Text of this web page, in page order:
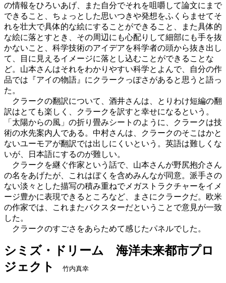
の情報をひろいあげ、また自分でそれを咀嚼して論文にまで
できること、ちょっとした思いつきや発想をふくらませてそ
れを壮大で具体的な絵にすることができること、また具体的
な絵に落とすとき、その周辺にも心配りして細部にも手を抜
かないこと、科学技術のアイデアを科学者の頭から抜き出し
て、目に見えるイメージに落とし込むことができることな
ど。山本さんはそれをわかりやすい科学とよんで、自分の作
品では『アイの物語』にクラークっぽさがあると思うと語っ
た。
クラークの翻訳について、酒井さんは、とりわけ短編の翻
訳はとても楽しく、クラークを訳すと幸せになるという。
「太陽からの風」の折り畳みシートのように、クラークは技
術の水先案内人である。中村さんは、クラークのそこはかと
ないユーモアが翻訳では出しにくいという。英語は難しくな
いが、日本語にするのが難しい。
クラークを継ぐ作家という話で、山本さんが野尻抱介さん
の名をあげたが、これはぼくを含めみんなが同意。派手さの
ない淡々とした描写の積み重ねでメガストラクチャーをイメ
ージ豊かに表現できるところなど、まさにクラークだ。欧米
の作家では、これまたバクスターだということで意見が一致
した。
クラークのすごさをあらためて感じたパネルでした。
シミズ・ドリーム 海洋未来都市プロ
ジェクト
竹内真幸